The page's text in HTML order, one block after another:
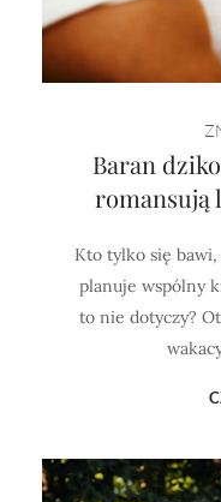
Baran
romansują
Kto tylko się bawi,
planuje wspólny
to nie dotyczy?